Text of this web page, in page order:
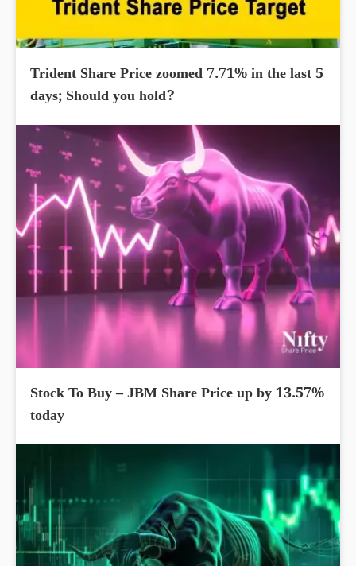
Trident Share Price zoomed 7.71% in the last 5
days; Should you hold?
Stock To Buy – JBM Share Price up by 13.57%
today